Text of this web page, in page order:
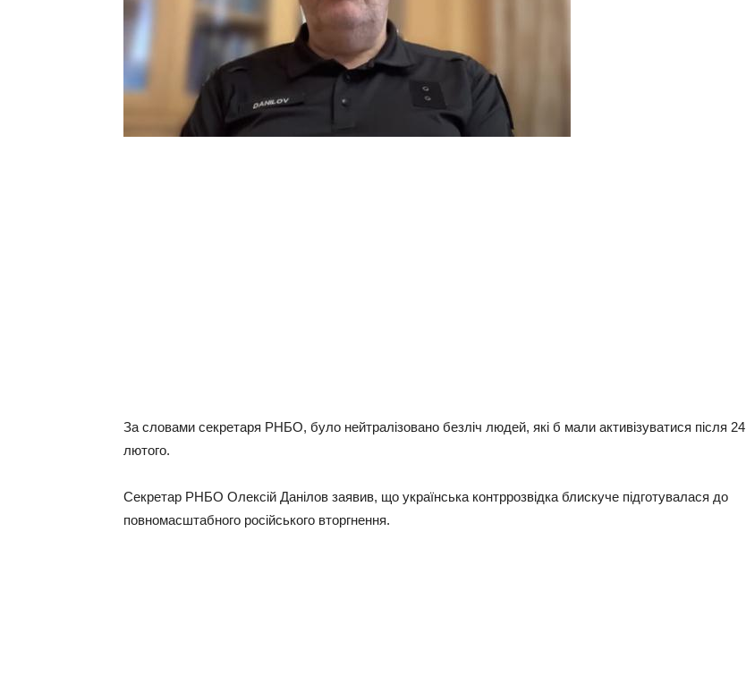
За словами cекретаря РНБО, було нейтралізовано безліч людей, які б мали активізуватися після 24
лютого.
Cекретар РНБО Олексій Данілов заявив, що українська контррозвідка блискуче підготувалася до
повномасштабного російського вторгнення.